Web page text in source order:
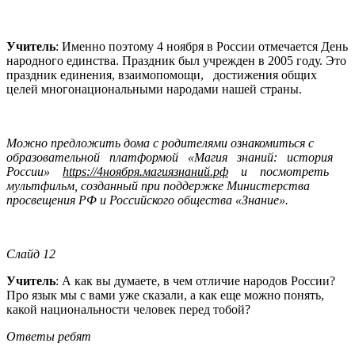
Учитель: Именно поэтому 4 ноября в России отмечается День
народного единства. Праздник был учрежден в 2005 году. Это
праздник единения, взаимопомощи, достижения общих
целей многонациональными народами нашей страны.
Можно предложить дома с родителями ознакомиться с
образовательной платформой «Магия знаний: история
России» https://4ноября.магиязнаний.рф и посмотреть
мультфильм, созданный при поддержке Министерства
просвещения РФ и Российского общества «Знание».
Слайд 12
Учитель: А как вы думаете, в чем отличие народов России?
Про язык мы с вами уже сказали, а как еще можно понять,
какой национальности человек перед тобой?
Ответы ребят